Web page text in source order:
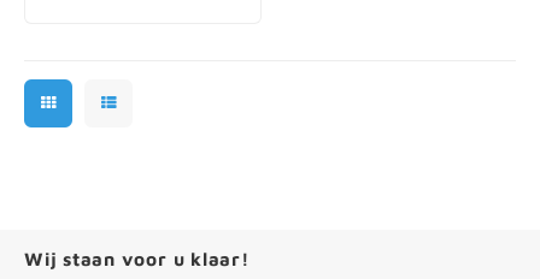
Wij staan voor u klaar!